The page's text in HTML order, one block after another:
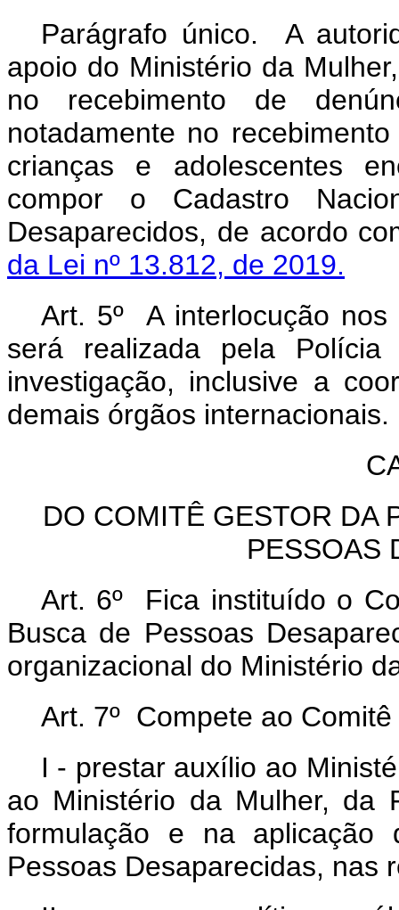
Parágrafo único. A
apoio do Ministério da
no recebimento de
notadamente no
crianças e adolescentes
compor o Cadastro
Desaparecidos, de acordo
da Lei nº 13.812, de 2019.
Art. 5º A interlocução nos
será realizada pela
investigação, inclusive a
demais órgãos internacionais.
DO COMITÊ GESTOR DA
PESSOAS
Art. 6º Fica instituído o
Busca de Pessoas
organizacional do Ministério
Art. 7º Compete ao
I - prestar auxílio ao
ao Ministério da Mulher, da
formulação e na
Pessoas Desaparecidas, nas